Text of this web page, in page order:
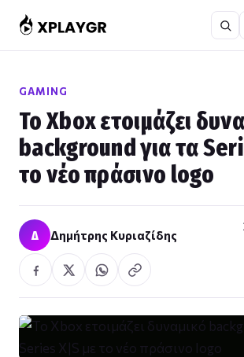
στο
περιεχόμενο
GAMING
Το Xbox ετοιμάζει
background για τα
το νέο πράσινο logo
Δ Δημήτρης Κυριαζίδης